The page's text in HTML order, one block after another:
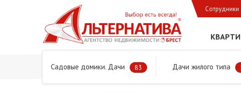
Сотрудники
Садовые домики. Дачи 83 Дачи жилого типа
Главная Предложения Дачи, садовые домики и участки